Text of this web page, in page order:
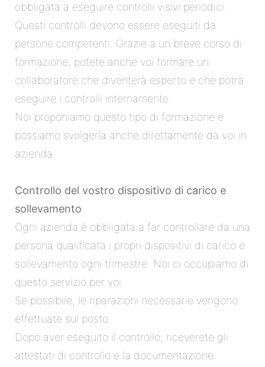
obbligata a eseguire controlli visivi periodici.
Questi controlli devono essere eseguiti da
persone competenti. Grazie a un breve corso di
formazione, potete anche voi formare un
collaboratore che diventerà esperto e che potrà
eseguire i controlli internamente.
Noi proponiamo questo tipo di formazione e
possiamo svolgerla anche direttamente da voi in
azienda.
Controllo del vostro dispositivo di carico e
sollevamento
Ogni azienda è obbligata a far controllare da una
persona qualificata i propri dispositivi di carico e
sollevamento ogni trimestre. Noi ci occupiamo di
questo servizio per voi.
Se possibile, le riparazioni necessarie vengono
effettuate sul posto.
Dopo aver eseguito il controllo, riceverete gli
attestati di controllo e la documentazione